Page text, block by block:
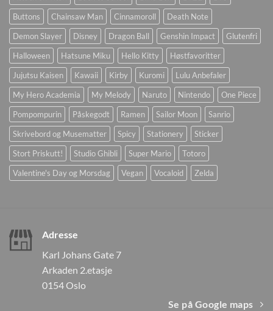
Buttons
Chainsaw Man Cinnamoroll
Death Note
Demon Slayer
Disney Dragon Ball Genshin Impact
Glutenfri
Halloween
Hatsune Miku Hello Kitty
Høstfavoritter
Jujutsu Kaisen
Kawaii Kirby Kuromi
Lulu Anbefaler
My Hero Academia
My Melody Naruto Nintendo
One Piece
Pompompurin
Påskegodt Ramen Sailor Moon
Sanrio
Skrivebord og Musematter
Spicy Stationery
Sticker
Stort Priskutt!
Studio Ghibli Super Mario
Totoro
Valentine's Day og Morsdag
Vegan Vocaloid Zelda
Adresse
Karl Johans Gate 7
Arkaden 2.etasje
0154 Oslo
Se på Google maps